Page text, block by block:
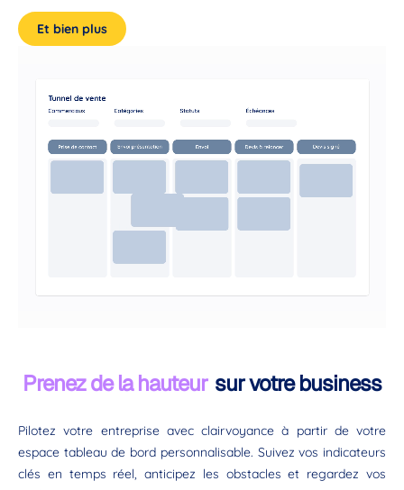
Et bien plus
Prenez de la hauteur sur votre business
Pilotez votre entreprise avec clairvoyance à partir de votre
espace tableau de bord personnalisable. Suivez vos indicateurs
clés en temps réel, anticipez les obstacles et regardez vos